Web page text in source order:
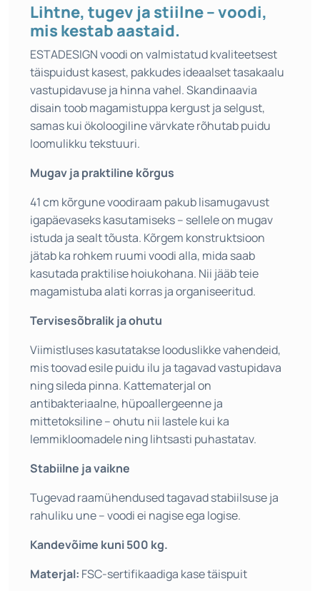
Lihtne, tugev ja stiilne – voodi,
mis kestab aastaid.
ESTADESIGN voodi on valmistatud kvaliteetsest
täispuidust kasest, pakkudes ideaalset tasakaalu
vastupidavuse ja hinna vahel. Skandinaavia
disain toob magamistuppa kergust ja selgust,
samas kui ökoloogiline värvkate rõhutab puidu
loomulikku tekstuuri.
Mugav ja praktiline kõrgus
41 cm kõrgune voodiraam pakub lisamugavust
igapäevaseks kasutamiseks – sellele on mugav
istuda ja sealt tõusta. Kõrgem konstruktsioon
jätab ka rohkem ruumi voodi alla, mida saab
kasutada praktilise hoiukohana. Nii jääb teie
magamistuba alati korras ja organiseeritud.
Tervisesõbralik ja ohutu
Viimistluses kasutatakse looduslikke vahendeid,
mis toovad esile puidu ilu ja tagavad vastupidava
ning sileda pinna. Kattematerjal on
antibakteriaalne, hüpoallergeenne ja
mittetoksiline – ohutu nii lastele kui ka
lemmikloomadele ning lihtsasti puhastatav.
Stabiilne ja vaikne
Tugevad raamühendused tagavad stabiilsuse ja
rahuliku une – voodi ei nagise ega logise.
Kandevõime kuni 500 kg.
Materjal: FSC-sertifikaadiga kase täispuit